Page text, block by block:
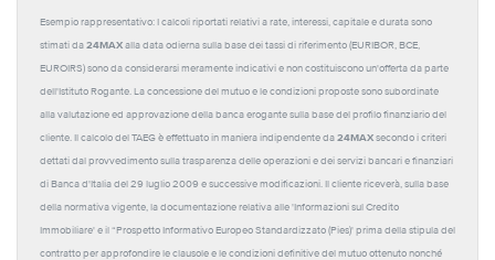
Esempio rappresentativo: I calcoli riportati relativi a rate, interessi, capitale e durata sono
stimati da 24MAX alla data odierna sulla base dei tassi di riferimento (EURIBOR, BCE,
EUROIRS) sono da considerarsi meramente indicativi e non costituiscono un'offerta da parte
dell'Istituto Rogante. La concessione del mutuo e le condizioni proposte sono subordinate
alla valutazione ed approvazione della banca erogante sulla base del profilo finanziario del
cliente. Il calcolo del TAEG è effettuato in maniera indipendente da 24MAX secondo i criteri
dettati dal provvedimento sulla trasparenza delle operazioni e dei servizi bancari e finanziari
di Banca d'Italia del 29 luglio 2009 e successive modificazioni. Il cliente riceverà, sulla base
della normativa vigente, la documentazione relativa alle 'Informazioni sul Credito
Immobiliare' e il “Prospetto Informativo Europeo Standardizzato (Pies)' prima della stipula del
contratto per approfondire le clausole e le condizioni definitive del mutuo ottenuto nonché